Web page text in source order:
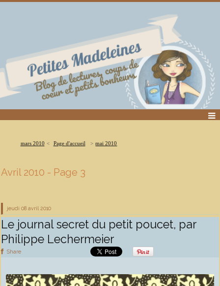
mars 2010 Page d'accueil mai 2010
Avril 2010 - Page 3
jeudi 08 avril 2010
Le journal secret du petit poucet, par
Philippe Lechermeier
Share